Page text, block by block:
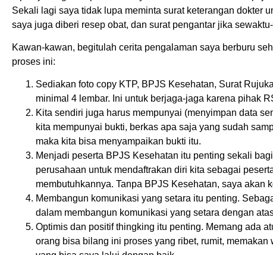
Sekali lagi saya tidak lupa meminta surat keterangan dokter
saya juga diberi resep obat, dan surat pengantar jika
Kawan-kawan, begitulah cerita pengalaman saya berburu
proses ini:
Sediakan foto copy KTP, BPJS Kesehatan, Surat
minimal 4 lembar. Ini untuk berjaga-jaga karena pihak
Kita sendiri juga harus mempunyai (menyimpan data
kita mempunyai bukti, berkas apa saja yang sudah
maka kita bisa menyampaikan bukti itu.
Menjadi peserta BPJS Kesehatan itu penting sekali
perusahaan untuk mendaftrakan diri kita sebagai
membutuhkannya. Tanpa BPJS Kesehatan, saya akan
Membangun komunikasi yang setara itu penting.
dalam membangun komunikasi yang setara dengan
Optimis dan positif thingking itu penting. Memang ada
orang bisa bilang ini proses yang ribet, rumit,